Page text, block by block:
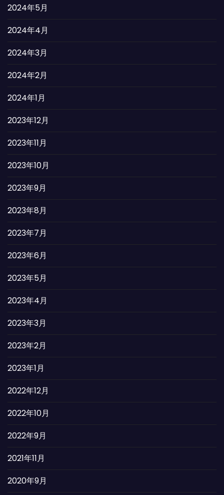
2024年5月
2024年4月
2024年3月
2024年2月
2024年1月
2023年12月
2023年11月
2023年10月
2023年9月
2023年8月
2023年7月
2023年6月
2023年5月
2023年4月
2023年3月
2023年2月
2023年1月
2022年12月
2022年10月
2022年9月
2021年11月
2020年9月